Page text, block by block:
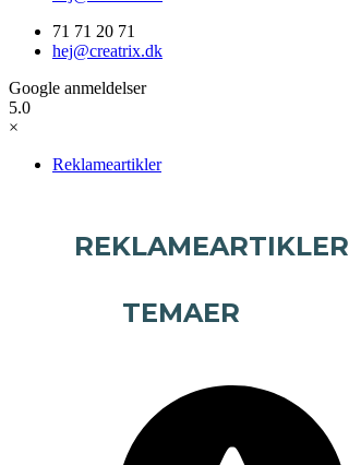
71 71 20 71
hej@creatrix.dk
Google anmeldelser
5.0
×
Reklameartikler
REKLAMEARTIKLER
TEMAER